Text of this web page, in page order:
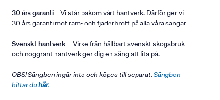
30 års garanti– Vi står bakom vårt hantverk. Därför ger vi
30 års garanti mot ram- och fjäderbrott på alla våra sängar.
Svenskt hantverk– Virke från hållbart svenskt skogsbruk
och noggrant hantverk ger dig en säng att lita på.
OBS! Sängben ingår inte och köpes till separat. Sängben
hittar duhär.